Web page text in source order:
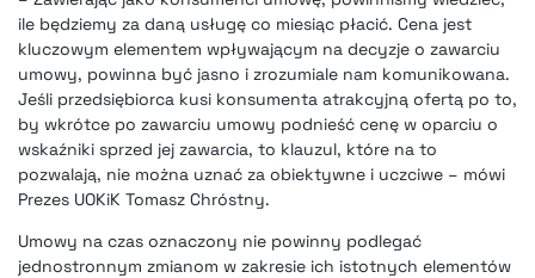
ile będziemy za daną usługę co miesiąc płacić. Cena jest
kluczowym elementem wpływającym na decyzje o zawarciu
umowy, powinna być jasno i zrozumiale nam komunikowana.
Jeśli przedsiębiorca kusi konsumenta atrakcyjną ofertą po to,
by wkrótce po zawarciu umowy podnieść cenę w oparciu o
wskaźniki sprzed jej zawarcia, to klauzul, które na to
pozwalają, nie można uznać za obiektywne i uczciwe – mówi
Prezes UOKiK Tomasz Chróstny.
Umowy na czas oznaczony nie powinny podlegać
jednostronnym zmianom w zakresie ich istotnych elementów